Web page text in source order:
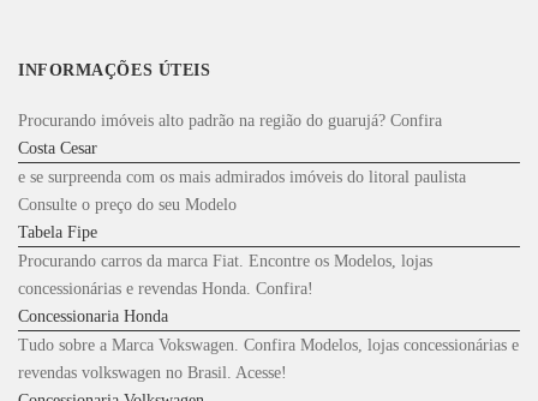
INFORMAÇÕES ÚTEIS
Procurando imóveis alto padrão na região do guarujá? Confira
Costa Cesar
e se surpreenda com os mais admirados imóveis do litoral paulista
Consulte o preço do seu Modelo
Tabela Fipe
Procurando carros da marca Fiat. Encontre os Modelos, lojas
concessionárias e revendas Honda. Confira!
Concessionaria Honda
Tudo sobre a Marca Vokswagen. Confira Modelos, lojas concessionárias e
revendas volkswagen no Brasil. Acesse!